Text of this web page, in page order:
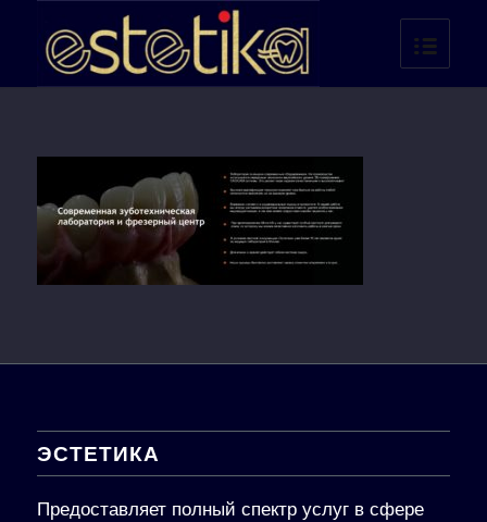
ЭСТЕТИКА
Предоставляет полный спектр услуг в сфере